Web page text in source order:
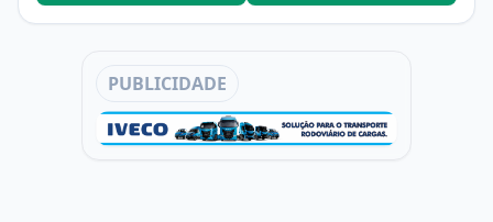
PUBLICIDADE